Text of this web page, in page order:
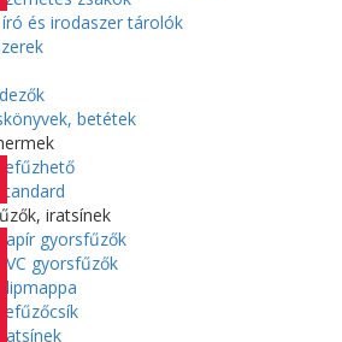
és irodaszer tárolók
betétek
Lefűzhető
Standard
iratsínek
Papír gyorsfűzők
PVC gyorsfűzők
Klipmappa
Lefűzőcsík
Iratsínek